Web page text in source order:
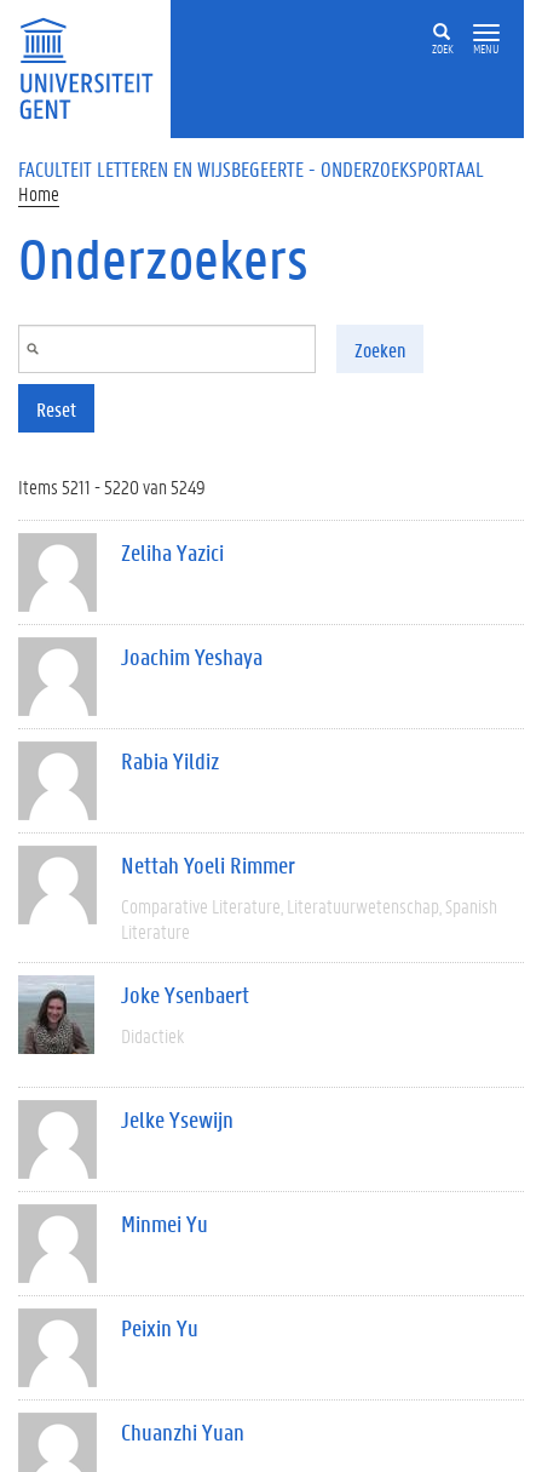
Overslaan en naar de inhoud gaan
ZOEK MENU
FACULTEIT LETTEREN EN WIJSBEGEERTE - ONDERZOEKSPORTAAL
Home
Onderzoekers
Zoeken
Reset
Items 5211 - 5220 van 5249
Zeliha Yazici
Joachim Yeshaya
Rabia Yildiz
Nettah Yoeli Rimmer
Comparative Literature Literatuurwetenschap Spanish
Literature
Joke Ysenbaert
Didactiek
Jelke Ysewijn
Minmei Yu
Peixin Yu
Chuanzhi Yuan